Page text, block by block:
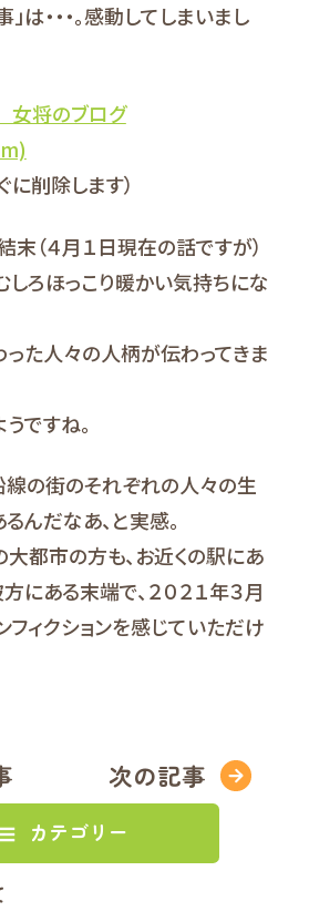
は・・・。感動してしまいまし
将のブログ
に削除します）
末（４月１日現在の話ですが）
しろほっこり暖かい気持ちにな
た人々の人柄が伝わってきま
ですね。
線の街のそれぞれの人々の生
んだなあ、と実感。
都市の方も、お近くの駅にあ
にある末端で、２０２１年３月
フィクションを感じていただけ
次の記事
カテゴリー